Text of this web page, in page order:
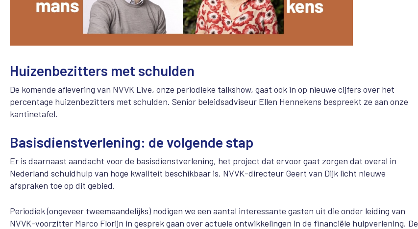
Huizenbezitters met schulden
De komende aflevering van NVVK Live, onze periodieke talkshow, gaat ook in op nieuwe cijfers over het
percentage huizenbezitters met schulden. Senior beleidsadviseur Ellen Hennekens bespreekt ze aan onze
kantinetafel.
Basisdienstverlening: de volgende stap
Er is daarnaast aandacht voor de basisdienstverlening, het project dat ervoor gaat zorgen dat overal in
Nederland schuldhulp van hoge kwaliteit beschikbaar is. NVVK-directeur Geert van Dijk licht nieuwe
afspraken toe op dit gebied.
Periodiek (ongeveer tweemaandelijks) nodigen we een aantal interessante gasten uit die onder leiding van
NVVK-voorzitter Marco Florijn in gesprek gaan over actuele ontwikkelingen in de financiële hulpverlening. De